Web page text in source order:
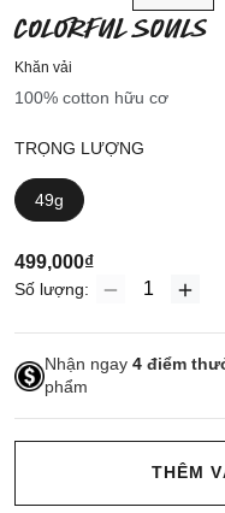
COLORFUL SOULS
Khăn vải
100% cotton hữu cơ
TRỌNG LƯỢNG
49g
499,000₫
Số lượng:
Nhận ngay 4 điểm
phẩm
THÊM